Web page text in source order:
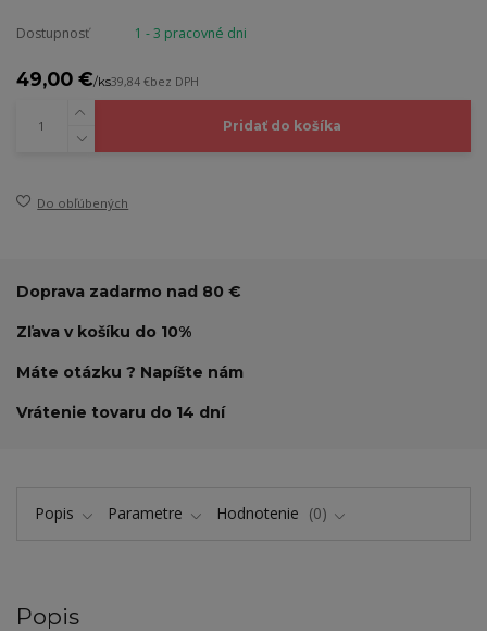
Dostupnosť 1 - 3 pracovné dni
49,00 €/ks39,84 €bez DPH
Pridať do košíka
Do obľúbených
Doprava zadarmo nad 80 €
Zľava v košíku do 10%
Máte otázku ? Napíšte nám
Vrátenie tovaru do 14 dní
Popis Parametre Hodnotenie 0
Popis